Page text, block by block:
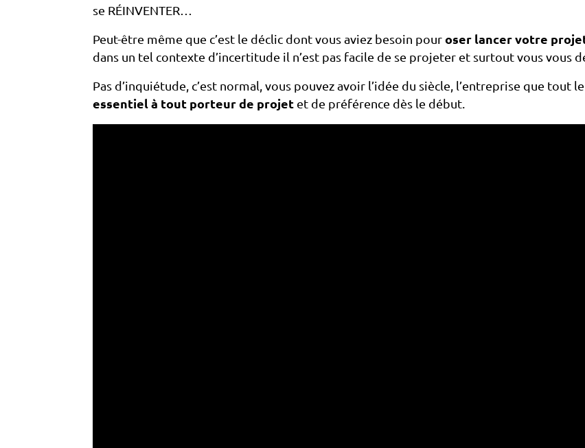
se RÉINVENTER…
Peut-être même que c’est le déclic dont vous aviez besoin pour oser lancer votre
dans un tel contexte d’incertitude il n’est pas facile de se projeter et surtout vous vous
Pas d’inquiétude, c’est normal, vous pouvez avoir l’idée du siècle, l’entreprise que tout
essentiel à tout porteur de projet et de préférence dès le début.